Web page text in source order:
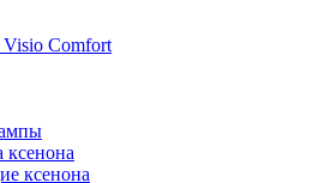
Visio Comfort
ксенона
ксенона